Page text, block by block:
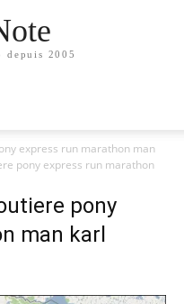
depuis 2005
express run marathon man
pony express run marathon
pony
man karl